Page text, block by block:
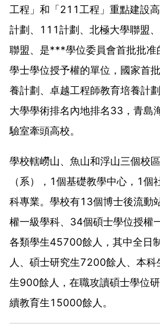
工程」和「211工程」重點建設
計劃、111計劃、北極大學聯盟
聯盟、是***學位委員會首批批准
學士學位授予權的單位，國家首
養計劃、卓越工程師教育培養計
大學學術排名內地排名33，青島
驗室牽頭高校。
學校轄嶗山、魚山和浮山三個校
（系），1個基礎教學中心，1個
科專業。學校有13個博士後流動
權一級學科、34個碩士學位授權
各類學生45700餘人，其中全日
人、碩士研究生7200餘人、本
生900餘人，在職攻讀碩士學位
續教育生15000餘人。